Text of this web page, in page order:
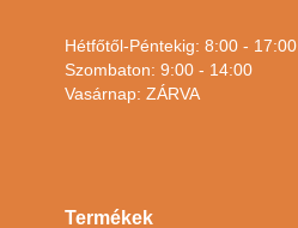
Hétfőtől-Péntekig: 8:00 - 17:00
Szombaton: 9:00 - 14:00
Vasárnap: ZÁRVA
Termékek